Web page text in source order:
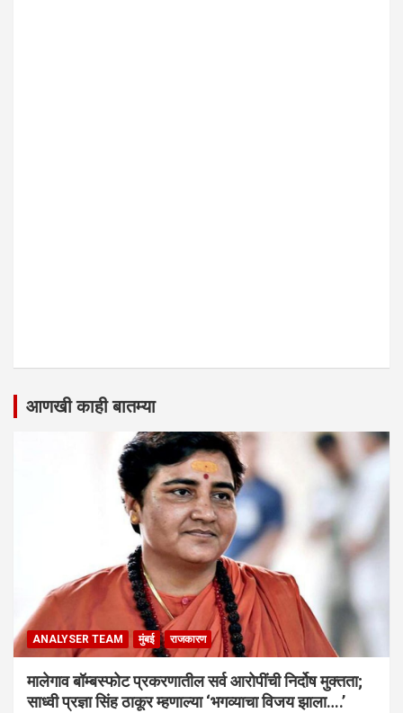
आणखी काही बातम्या
ANALYSER TEAM मुंबई राजकारण
मालेगाव बॉम्बस्फोट प्रकरणातील सर्व आरोपींची निर्दोष मुक्तता;
साध्वी प्रज्ञा सिंह ठाकूर म्हणाल्या ‘भगव्याचा विजय झाला….’